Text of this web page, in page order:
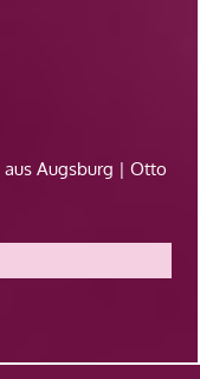
aus Augsburg | Otto